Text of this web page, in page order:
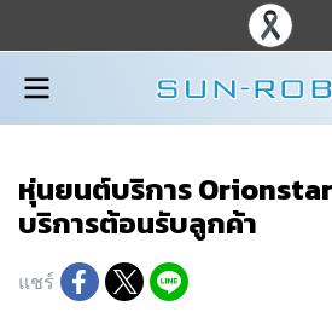
หุ่นยนต์บริการ
บริการต้อนรับลูกค้า
แชร์